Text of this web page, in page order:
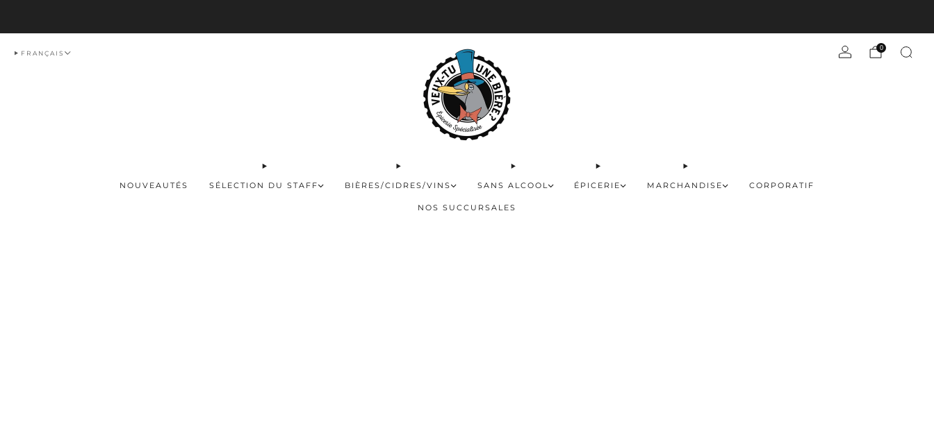
NOUVEAUTÉS SÉLECTION DU STAFF BIÈRES/CIDRES/VINS SANS ALCOOL ÉPICERIE MARCHANDISE CORPORATIF
NOS SUCCURSALES
FRANÇAIS
0